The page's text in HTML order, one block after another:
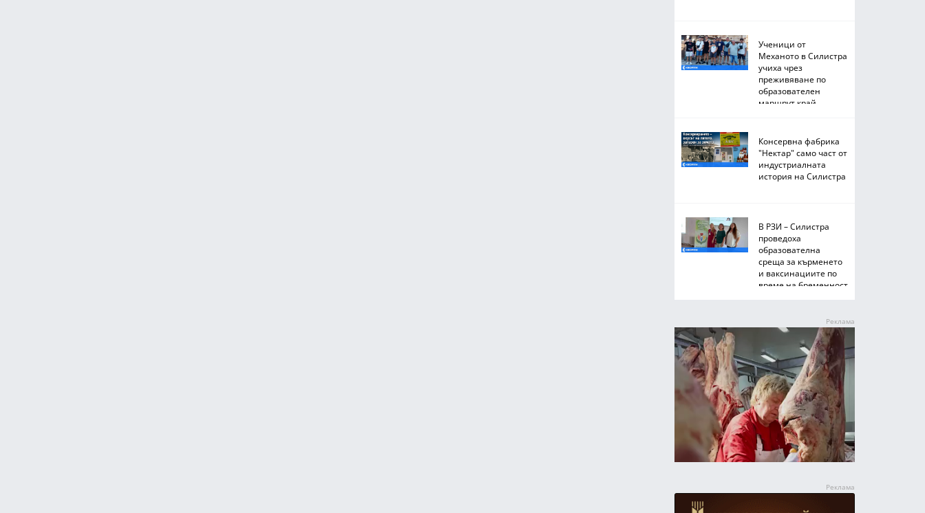
Ученици от
Механото в Силистра
учиха чрез
преживяване по
образователен
маршрут край
Консервна фабрика
"Нектар" само част от
индустриалната
история на Силистра
В РЗИ – Силистра
проведоха
образователна
среща за кърменето
и ваксинациите по
време на бременност